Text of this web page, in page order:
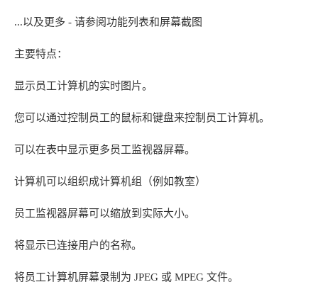
...以及更多 - 请参阅功能列表和屏幕截图
主要特点：
显示员工计算机的实时图片。
您可以通过控制员工的鼠标和键盘来控制员工计算机。
可以在表中显示更多员工监视器屏幕。
计算机可以组织成计算机组（例如教室）
员工监视器屏幕可以缩放到实际大小。
将显示已连接用户的名称。
将员工计算机屏幕录制为 JPEG 或 MPEG 文件。